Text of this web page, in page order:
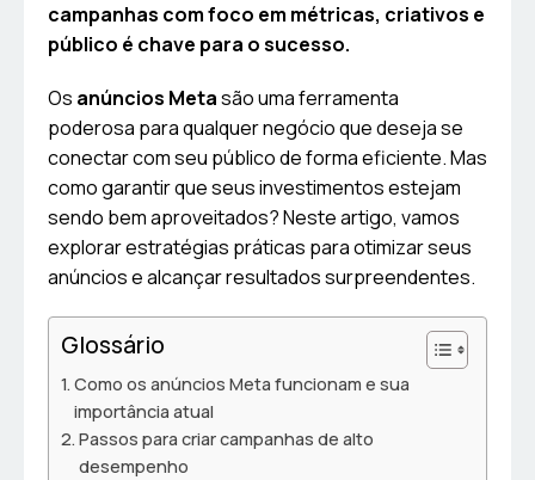
campanhas com foco em métricas, criativos e
público é chave para o sucesso.
Os anúncios Metasão uma ferramenta
poderosa para qualquer negócio que deseja se
conectar com seu público de forma eficiente. Mas
como garantir que seus investimentos estejam
sendo bem aproveitados? Neste artigo, vamos
explorar estratégias práticas para otimizar seus
anúncios e alcançar resultados surpreendentes.
Glossário
Como os anúncios Meta funcionam e sua
importância atual
Passos para criar campanhas de alto
desempenho